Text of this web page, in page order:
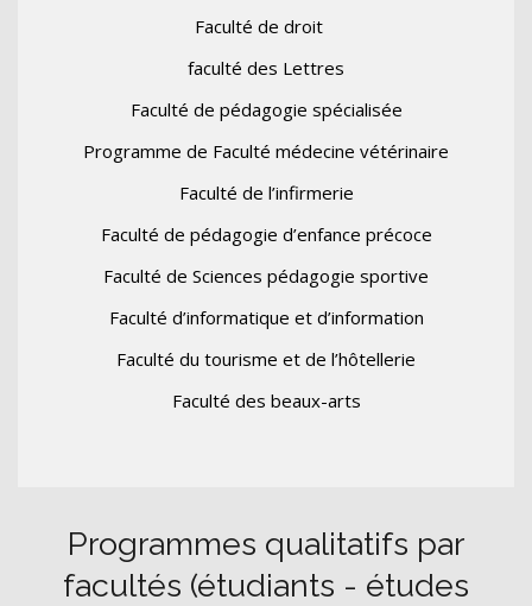
Faculté de droit
faculté des Lettres
Faculté de pédagogie spécialisée
Programme de Faculté médecine vétérinaire
Faculté de l’infirmerie
Faculté de pédagogie d’enfance précoce
Faculté de Sciences pédagogie sportive
Faculté d’informatique et d’information
Faculté du tourisme et de l’hôtellerie
Faculté des beaux-arts
Programmes qualitatifs par
facultés (étudiants - études